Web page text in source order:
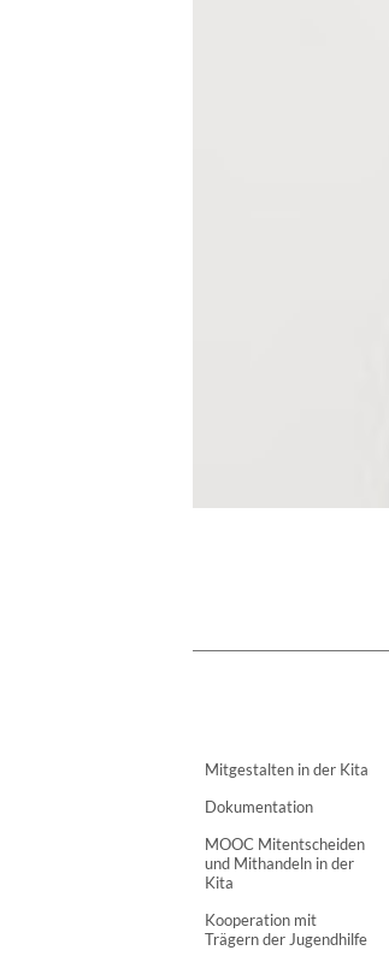
Mitgestalten in der Kita
Dokumentation
MOOC Mitentscheiden
und Mithandeln in der
Kita
Kooperation mit
Trägern der Jugendhilfe